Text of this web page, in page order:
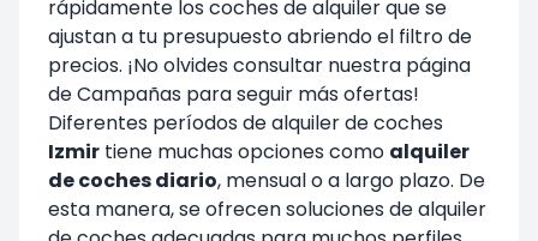
rápidamente los coches de alquiler que se
ajustan a tu presupuesto abriendo el filtro de
precios. ¡No olvides consultar nuestra página
deCampañas para seguir más ofertas!
Diferentes períodos de alquiler de coches
Izmir tiene muchas opciones como alquiler
de coches diario, mensual o a largo plazo. De
esta manera, se ofrecen soluciones de alquiler